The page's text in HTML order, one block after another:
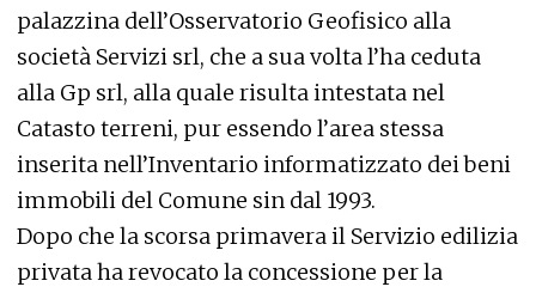
palazzina dell’Osservatorio Geofisico alla
società Servizi srl, che a sua volta l’ha ceduta
alla Gp srl, alla quale risulta intestata nel
Catasto terreni, pur essendo l’area stessa
inserita nell’Inventario informatizzato dei beni
immobili del Comune sin dal 1993.
Dopo che la scorsa primavera il Servizio edilizia
privata ha revocato la concessione per la